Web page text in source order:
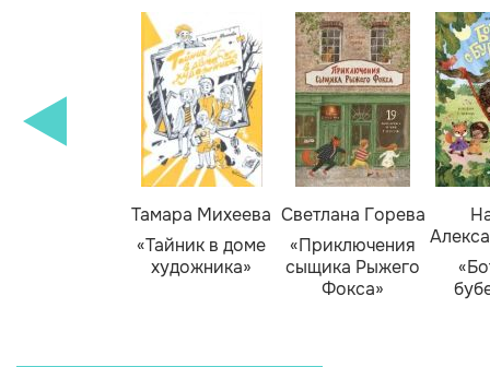
Тамара Михеева
«Тайник в доме
художника»
Светлана Горева
«Приключения
сыщика Рыжего
Фокса»